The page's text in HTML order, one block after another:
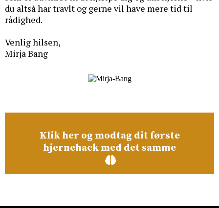
du altså har travlt og gerne vil have mere tid til
rådighed.
Venlig hilsen,
Mirja Bang
Klik her og modtag dit første
hjernehack med det samme